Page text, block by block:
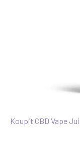
Koupit CBD Vape